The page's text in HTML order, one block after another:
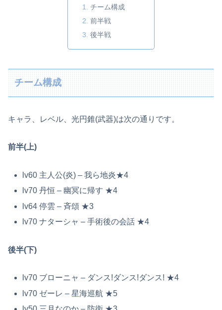
チーム構成
前半戦
後半戦
チーム構成
キャラ、レベル、光円錐(武器)は次の通りです。
前半(上)
lv60 主人公(炎) – 我ら地炎★4
lv70 丹恒 – 幽冥に帰す ★4
lv64 停雲 – 斉頌 ★3
lv70 ナターシャ – 手術後の会話 ★4
後半(下)
lv70 ブローニャ – ダンス!ダンス!ダンス! ★4
lv70 ゼーレ – 星海巡航 ★5